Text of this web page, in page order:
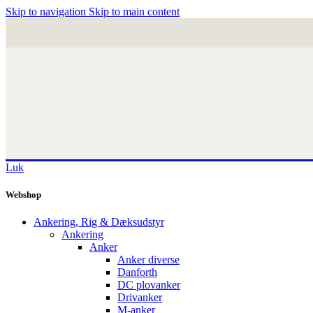
Skip to navigation Skip to main content
Luk
Webshop
Ankering, Rig & Dæksudstyr
Ankering
Anker
Anker diverse
Danforth
DC plovanker
Drivanker
M-anker